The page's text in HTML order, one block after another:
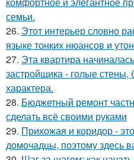
семьи.
26. Этот интерьер словно
языке тонких нюансов и
27. Эта квартира
застройщика - голые
характера.
28. Бюджетный ремонт
сделать всё своими руками
29. Прихожая и коридор -
домочадцы, поэтому здесь